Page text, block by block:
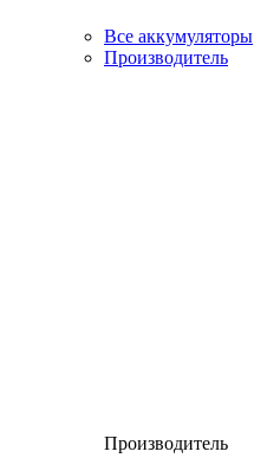
Все аккумуляторы
Производитель
Производитель